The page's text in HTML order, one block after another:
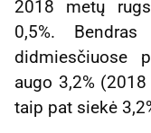
2018 metų
0,5%.
didmiesčiuose
augo 3,2%
taip pat siekė